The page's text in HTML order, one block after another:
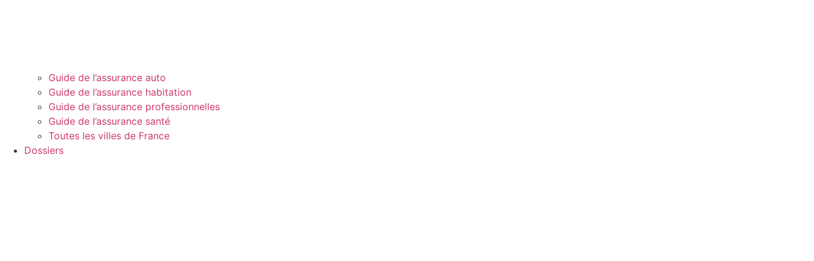
Guide de l’assurance auto
Guide de l’assurance habitation
Guide de l’assurance professionnelles
Guide de l’assurance santé
Toutes les villes de France
Dossiers